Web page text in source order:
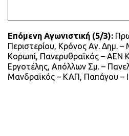
Επόμενη Αγωνιστική (5/3):
Περιστερίου, Κρόνος Αγ. Δημ.
Κορωπί, Πανερυθραϊκός – ΑΕΝ
Εργοτέλης, Απόλλων Σμ. –
Μανδραϊκός – ΚΑΠ, Παπάγου –